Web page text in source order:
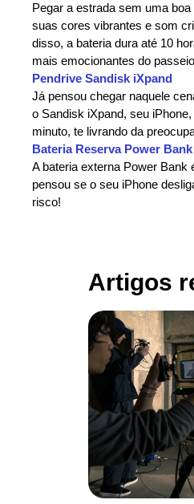
Pegar a estrada sem uma
suas cores vibrantes e som
disso, a bateria dura até 10
mais emocionantes do
Pendrive Sandisk iXpand
Já pensou chegar naquele
o Sandisk iXpand, seu
minuto, te livrando da
Bateria Reserva Power
A bateria externa Power
pensou se o seu iPhone
risco!
Artigos